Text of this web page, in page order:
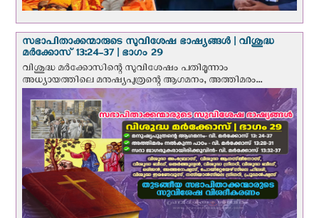
സഭാപിതാക്കന്മാരുടെ സുവിശേഷ ഭാഷ്യങ്ങള്‍ | വിശുദ്ധ
മര്‍ക്കോസ് 13:24-37 | ഭാഗം 29
വിശുദ്ധ മര്‍ക്കോസിന്റെ സുവിശേഷം പതിമൂന്നാം
അധ്യായത്തിലെ മനുഷ്യപുത്രന്റെ ആഗമനം, അത്തിമരം...